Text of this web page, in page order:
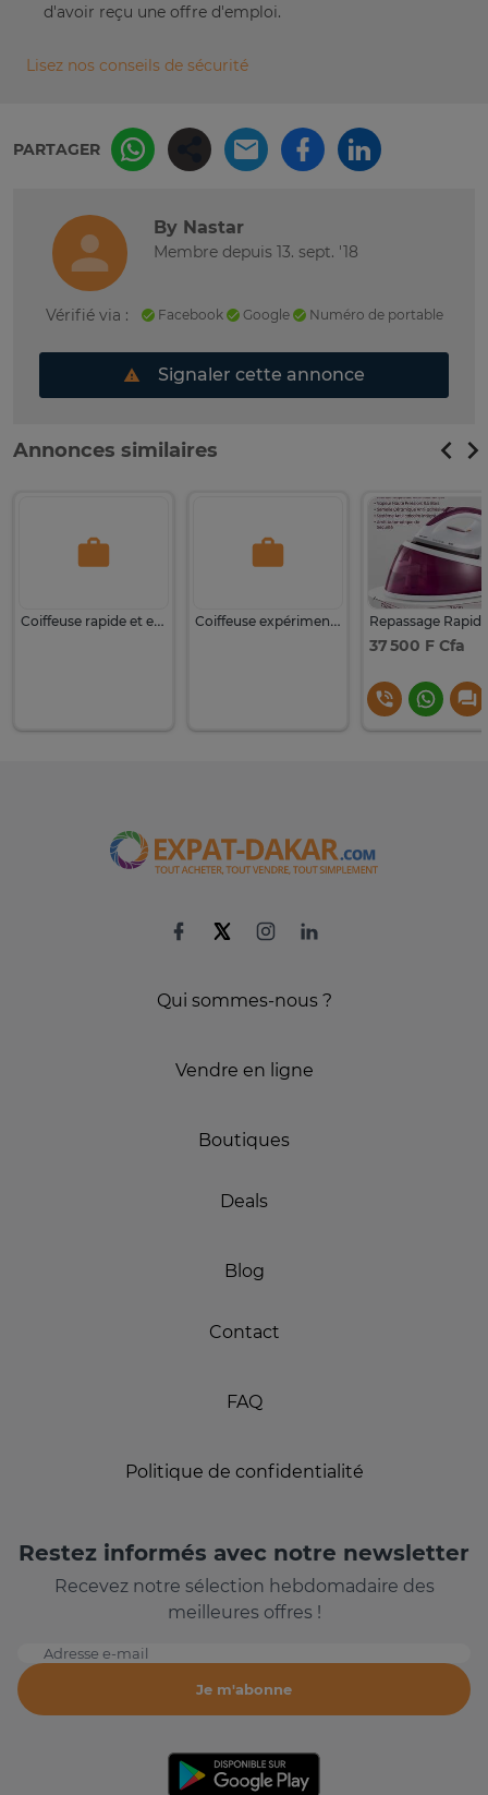
d'avoir reçu une offre d'emploi.
Lisez nos conseils de sécurité
PARTAGER
By Nastar
Membre depuis 13. sept. '18
Vérifié via : Facebook Google Numéro de portable
Signaler cette annonce
Annonces similaires
Coiffeuse rapide et expérimentée Coiffeuse expérimentée
37 500 F Cfa
Qui sommes-nous ?
Vendre en ligne
Boutiques
Deals
Blog
Contact
FAQ
Politique de confidentialité
Restez informés avec notre newsletter
Recevez notre sélection hebdomadaire des
meilleures offres !
Adresse e-mail
Je m'abonne